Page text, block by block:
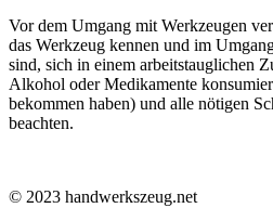
Vor dem Umgang mit Werkzeugen
das Werkzeug kennen und im
sind, sich in einem arbeitstauglichen
Alkohol oder Medikamente
bekommen haben) und alle nötigen
beachten.
© 2023 handwerkszeug.net